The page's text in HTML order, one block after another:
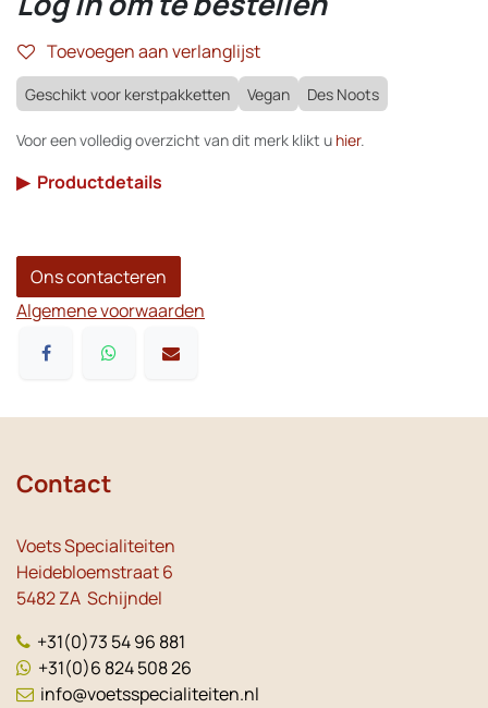
Toevoegen aan verlanglijst
Geschikt voor kerstpakketten Vegan Des Noots
Voor een volledig overzicht van dit merk klikt u hier.
▶ Productdetails
Ons contacteren
Algemene voorwaarden
Contact
Voets Specialiteiten
Heidebloemstraat 6
5482 ZA Schijndel
+31(0)73 54 96 881
+31(0)6 824 508 26
info@voetsspecialiteiten.nl